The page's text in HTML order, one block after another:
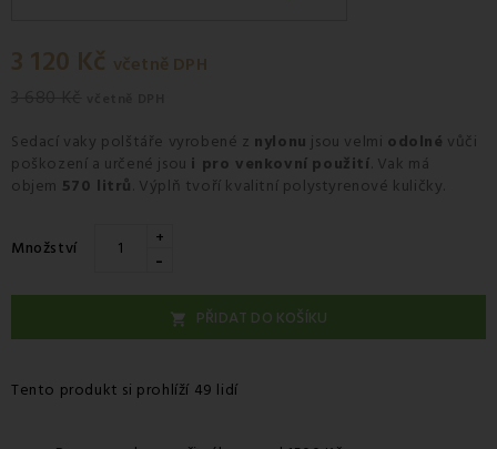
3 120 Kč včetně DPH
Sedací vaky polštáře vyrobené z nylonu jsou velmi odolné vůči
poškození a určené jsou i pro venkovní použití . Vak má
objem 570 litrů . Výplň tvoří kvalitní polystyrenové kuličky.
Množství +
-
 PŘIDAT DO KOŠÍKU
Tento produkt si prohlíží 49 lidí